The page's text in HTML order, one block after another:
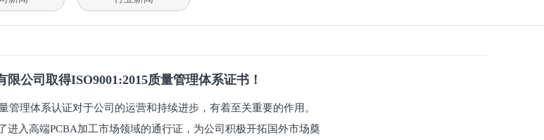
公司取得ISO9001:2015质量管理体系证书！
管理体系认证对于公司的运营和持续进步，有着至关重要的作用。
进入高端PCBA加工市场领域的通行证，为公司积极开拓国外市场奠